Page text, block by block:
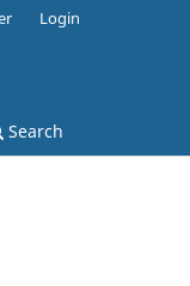
Search
Login